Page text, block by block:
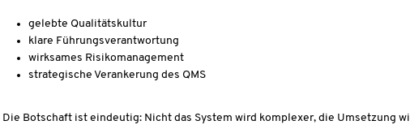
gelebte Qualitätskultur
klare Führungsverantwortung
wirksames Risikomanagement
strategische Verankerung des QMS
Die Botschaft ist eindeutig: Nicht das System wird komplexer, die Umsetzung